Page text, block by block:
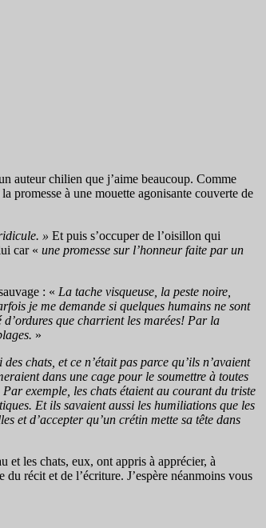
auteur chilien que j’aime beaucoup. Comme
promesse à une mouette agonisante couverte de
» Et puis s’occuper de l’oisillon qui
car « une promesse sur l’honneur faite par un
: « La tache visqueuse, la peste noire,
je me demande si quelques humains ne sont
d’ordures que charrient les marées! Par la
»
chats, et ce n’était pas parce qu’ils n’avaient
dans une cage pour le soumettre à toutes
Par exemple, les chats étaient au courant du triste
Et ils savaient aussi les humiliations que les
et d’accepter qu’un crétin mette sa tête dans
et les chats, eux, ont appris à apprécier, à
récit et de l’écriture. J’espère néanmoins vous